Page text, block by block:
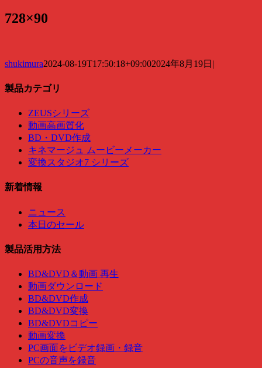
728×90
shukimura2024-08-19T17:50:18+09:002024年8月19日 |
製品カテゴリ
ZEUSシリーズ
動画高画質化
BD・DVD作成
キネマージュ ムービーメーカー
変換スタジオ7 シリーズ
新着情報
ニュース
本日のセール
製品活用方法
BD&DVD＆動画 再生
動画ダウンロード
BD&DVD作成
BD&DVD変換
BD&DVDコピー
動画変換
PC画面をビデオ録画・録音
PCの音声を録音